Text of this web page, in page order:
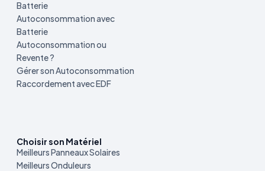
Batterie
Autoconsommation avec
Batterie
Autoconsommation ou
Revente ?
Gérer son Autoconsommation
Raccordement avec EDF
Choisir son Matériel
Meilleurs Panneaux Solaires
Meilleurs Onduleurs